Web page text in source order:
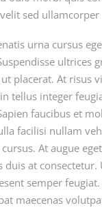
sed
urna cursus
ultrices
placerat. At risus
tellus integer
faucibus et
facilisi nullam
At augue
duis at consectetur.
semper feugiat.
maecenas